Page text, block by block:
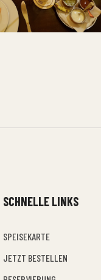
SCHNELLE LINKS
SPEISEKARTE
JETZT BESTELLEN